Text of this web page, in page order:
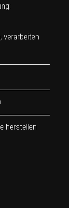
verarbeiten
herstellen